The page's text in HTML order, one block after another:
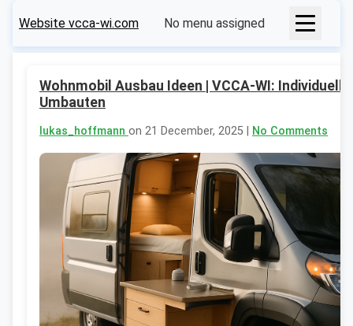
Website vcca-wi.com No menu assigned
Wohnmobil Ausbau Ideen | VCCA-WI: Individuelle
Umbauten
lukas_hoffmann on 21 December, 2025 | No Comments